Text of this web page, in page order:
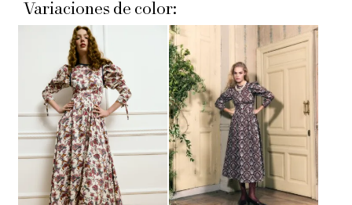
Variaciones de color: